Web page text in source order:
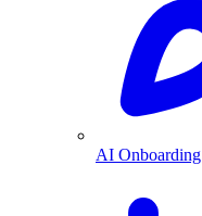
AI Onboarding